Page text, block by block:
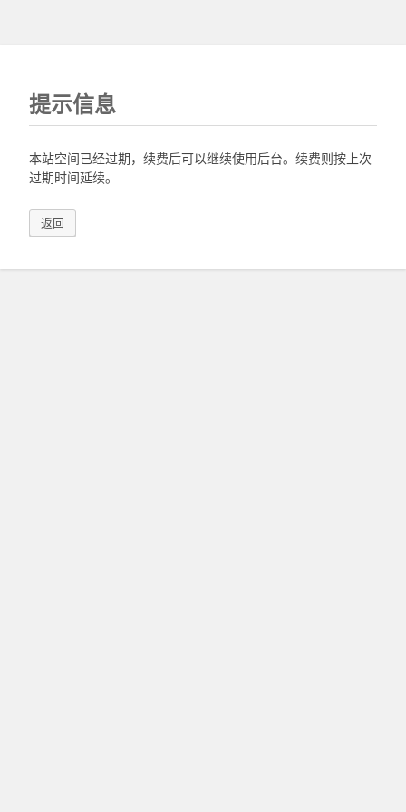
提示信息
本站空间已经过期，续费后可以继续使用后台。续费则按上次
过期时间延续。
返回